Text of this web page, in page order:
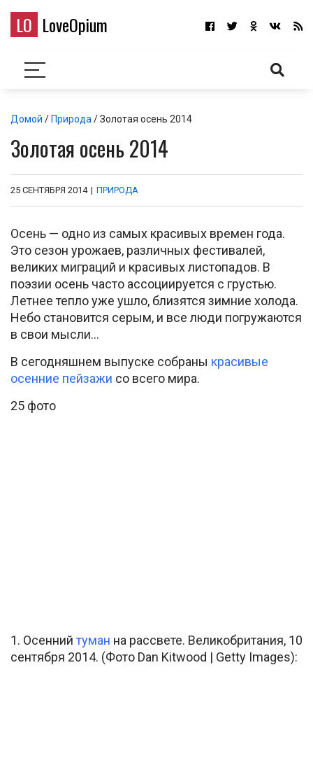
LO LoveOpium
Домой / Природа / Золотая осень 2014
Золотая осень 2014
25 СЕНТЯБРЯ 2014 | ПРИРОДА
Осень — одно из самых красивых времен года.
Это сезон урожаев, различных фестивалей,
великих миграций и красивых листопадов. В
поэзии осень часто ассоциируется с грустью.
Летнее тепло уже ушло, близятся зимние холода.
Небо становится серым, и все люди погружаются
в свои мысли…
В сегодняшнем выпуске собраны красивые
осенние пейзажи со всего мира.
25 фото
1. Осеннийтуман на рассвете. Великобритания, 10
сентября 2014. (Фото Dan Kitwood | Getty Images):